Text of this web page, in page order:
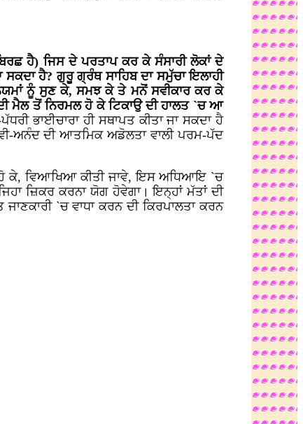
ਹੈ) ਜਿਸ ਦੇ ਪਰਤਾਪ ਕਰ ਕੇ ਸੰਸਾਰੀ ਲੋਕਾਂ ਦੇ
ਹੈ? ਗੁਰੂ ਗ੍ਰੰਥ ਸਾਹਿਬ ਦਾ ਸਮੁੱਚਾ ਇਲਾਹੀ
ਨੂੰ ਸੁਣ ਕੇ, ਸਮਝ ਕੇ ਤੇ ਮਨੋਂ ਸਵੀਕਾਰ ਕਰ ਕੇ
ਮੈਲ ਤੋਂ ਨਿਰਮਲ ਹੋ ਕੇ ਟਿਕਾਉ ਦੀ ਹਾਲਤ `ਚ ਆ
ਭਾਈਚਾਰਾ ਹੀ ਸਥਾਪਤ ਕੀਤਾ ਜਾ ਸਕਦਾ ਹੈ
ਅਨੰਦ ਦੀ ਆਤਮਿਕ ਅਡੋਲਤਾ ਵਾਲੀ ਪਰਮ-ਪੱਦ
ਹੋ ਕੇ, ਵਿਆਖਿਆ ਕੀਤੀ ਜਾਵੇ, ਇਸ ਅਧਿਆਇ `ਚ
ਜ਼ਿਕਰ ਕਰਨਾ ਯੋਗ ਹੋਵੇਗਾ। ਇਨ੍ਹਾਂ ਮੱਤਾਂ ਦੀ
`ਚ ਵਾਧਾ ਕਰਨ ਦੀ ਕਿਰਪਾਲਤਾ ਕਰਨ